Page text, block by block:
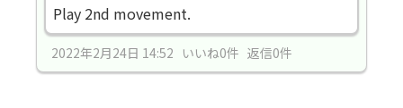
Play 2nd movement.
2022年2月24日 14:52 いいね0件 返信0件